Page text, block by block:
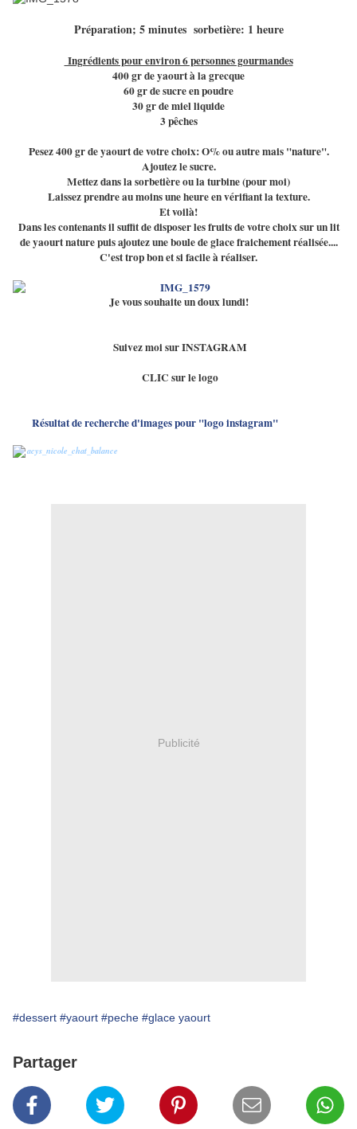
Préparation; 5 minutes sorbetière: 1 heure
Ingrédients pour environ 6 personnes gourmandes
400 gr de yaourt à la grecque
60 gr de sucre en poudre
30 gr de miel liquide
3 pêches
Pesez 400 gr de yaourt de votre choix: O% ou autre mais "nature".
Ajoutez le sucre.
Mettez dans la sorbetière ou la turbine (pour moi)
Laissez prendre au moins une heure en vérifiant la texture.
Et voilà!
Dans les contenants il suffit de disposer les fruits de votre choix sur un lit
de yaourt nature puis ajoutez une boule de glace fraichement réalisée....
C'est trop bon et si facile à réaliser.
Je vous souhaite un doux lundi!
Suivez moi sur INSTAGRAM
CLIC sur le logo
Publicité
#dessert #yaourt #peche #glace yaourt
Partager